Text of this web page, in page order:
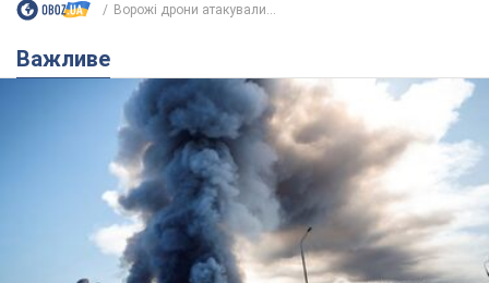
Ворожі дрони атакували...
Важливе